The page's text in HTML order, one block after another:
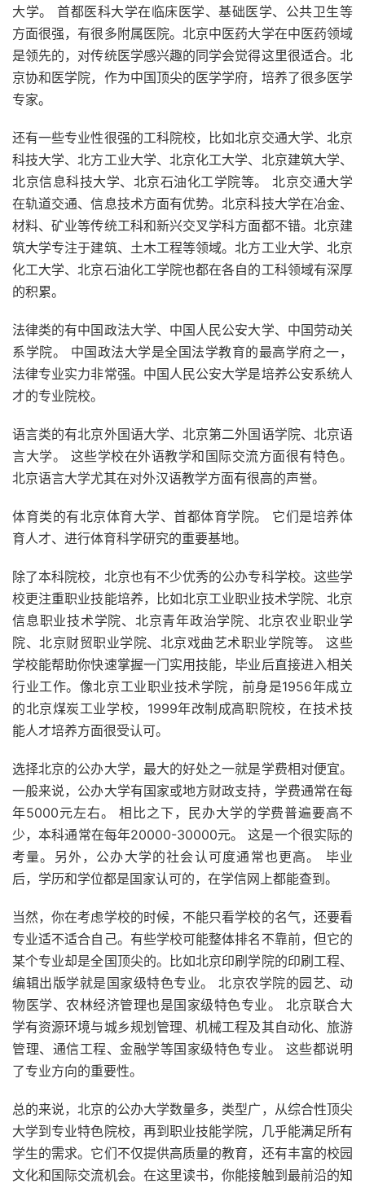
大学。 首都医科大学在临床医学、基础医学、公共卫生等
方面很强，有很多附属医院。北京中医药大学在中医药领域
是领先的，对传统医学感兴趣的同学会觉得这里很适合。北
京协和医学院，作为中国顶尖的医学学府，培养了很多医学
专家。
还有一些专业性很强的工科院校，比如北京交通大学、北京
科技大学、北方工业大学、北京化工大学、北京建筑大学、
北京信息科技大学、北京石油化工学院等。 北京交通大学
在轨道交通、信息技术方面有优势。北京科技大学在冶金、
材料、矿业等传统工科和新兴交叉学科方面都不错。北京建
筑大学专注于建筑、土木工程等领域。北方工业大学、北京
化工大学、北京石油化工学院也都在各自的工科领域有深厚
的积累。
法律类的有中国政法大学、中国人民公安大学、中国劳动关
系学院。 中国政法大学是全国法学教育的最高学府之一，
法律专业实力非常强。中国人民公安大学是培养公安系统人
才的专业院校。
语言类的有北京外国语大学、北京第二外国语学院、北京语
言大学。 这些学校在外语教学和国际交流方面很有特色。
北京语言大学尤其在对外汉语教学方面有很高的声誉。
体育类的有北京体育大学、首都体育学院。 它们是培养体
育人才、进行体育科学研究的重要基地。
除了本科院校，北京也有不少优秀的公办专科学校。这些学
校更注重职业技能培养，比如北京工业职业技术学院、北京
信息职业技术学院、北京青年政治学院、北京农业职业学
院、北京财贸职业学院、北京戏曲艺术职业学院等。 这些
学校能帮助你快速掌握一门实用技能，毕业后直接进入相关
行业工作。像北京工业职业技术学院，前身是1956年成立
的北京煤炭工业学校，1999年改制成高职院校，在技术技
能人才培养方面很受认可。
选择北京的公办大学，最大的好处之一就是学费相对便宜。
一般来说，公办大学有国家或地方财政支持，学费通常在每
年5000元左右。 相比之下，民办大学的学费普遍要高不
少，本科通常在每年20000-30000元。 这是一个很实际的
考量。另外，公办大学的社会认可度通常也更高。 毕业
后，学历和学位都是国家认可的，在学信网上都能查到。
当然，你在考虑学校的时候，不能只看学校的名气，还要看
专业适不适合自己。有些学校可能整体排名不靠前，但它的
某个专业却是全国顶尖的。比如北京印刷学院的印刷工程、
编辑出版学就是国家级特色专业。 北京农学院的园艺、动
物医学、农林经济管理也是国家级特色专业。 北京联合大
学有资源环境与城乡规划管理、机械工程及其自动化、旅游
管理、通信工程、金融学等国家级特色专业。 这些都说明
了专业方向的重要性。
总的来说，北京的公办大学数量多，类型广，从综合性顶尖
大学到专业特色院校，再到职业技能学院，几乎能满足所有
学生的需求。它们不仅提供高质量的教育，还有丰富的校园
文化和国际交流机会。在这里读书，你能接触到最前沿的知